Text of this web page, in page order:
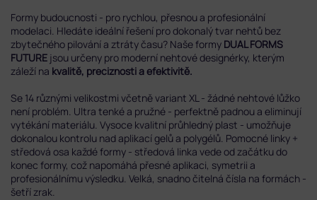
Formy budoucnosti - pro rychlou, přesnou a profesionální
modelaci. Hledáte ideální řešení pro dokonalý tvar nehtů bez
zbytečného pilování a ztráty času? Naše formy DUAL FORMS
FUTURE jsou určeny pro moderní nehtové designérky, kterým
záleží na kvalitě, preciznosti a efektivitě.
Se 14 různými velikostmi včetně variant XL - žádné nehtové lůžko
není problém. Ultra tenké a pružné - perfektně padnou a eliminují
vytékání materiálu. Vysoce kvalitní průhledný plast - umožňuje
dokonalou kontrolu nad aplikací gelů a polygélů. Pomocné linky +
středová osa každé formy - středová linka vede od začátku do
konec formy, což napomáhá přesné aplikaci, symetrii a
profesionálnímu výsledku. Velká, snadno čitelná čísla na formách -
šetří zrak.